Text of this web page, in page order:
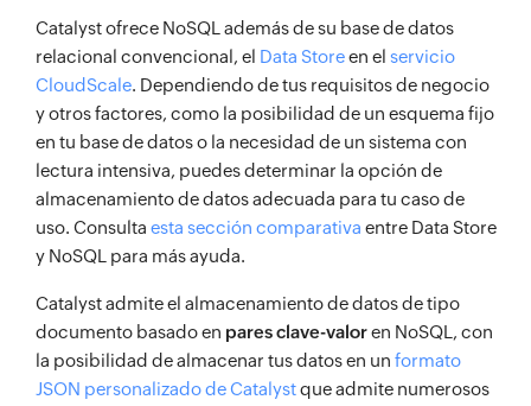
Catalyst ofrece NoSQL además de su base de datos
relacional convencional, el Data Storeen el servicio
CloudScale. Dependiendo de tus requisitos de negocio
y otros factores, como la posibilidad de un esquema fijo
en tu base de datos o la necesidad de un sistema con
lectura intensiva, puedes determinar la opción de
almacenamiento de datos adecuada para tu caso de
uso. Consulta esta sección comparativa entre Data Store
y NoSQL para más ayuda.
Catalyst admite el almacenamiento de datos de tipo
documento basado en pares clave-valoren NoSQL, con
la posibilidad de almacenar tus datos en un formato
JSON personalizado de Catalystque admite numerosos